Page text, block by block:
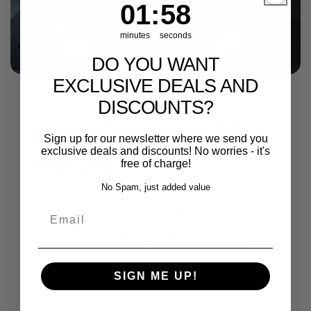
Über 800PS - der RS3
mutiert!
Performance-Ungeheuer.
abgestimmt auf E50 – ein Setup, das den
Wagen mit einer Gewalt nach vorne
schleudert, die süchtig macht. Der Motor dreht
Countdown ends in:
1
01
minutes
: 58
58
seconds
DO YOU WANT
EXCLUSIVE DEALS AND
DISCOUNTS?
Sign up for our newsletter where we send you
exclusive deals and discounts! No worries - it's
free of charge!
No Spam, just added value
SIGN ME UP!